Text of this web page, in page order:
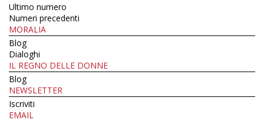
Ultimo numero
Numeri precedenti
MORALIA
Blog
Dialoghi
IL REGNO DELLE DONNE
Blog
NEWSLETTER
Iscriviti
EMAIL